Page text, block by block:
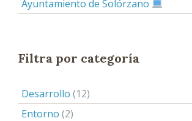
Ayuntamiento de Solórzano
Filtra por categoría
Desarrollo (12)
Entorno (2)